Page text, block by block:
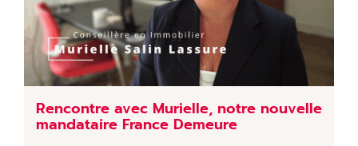
Rencontre avec Murielle, notre nouvelle
mandataire France Demeure